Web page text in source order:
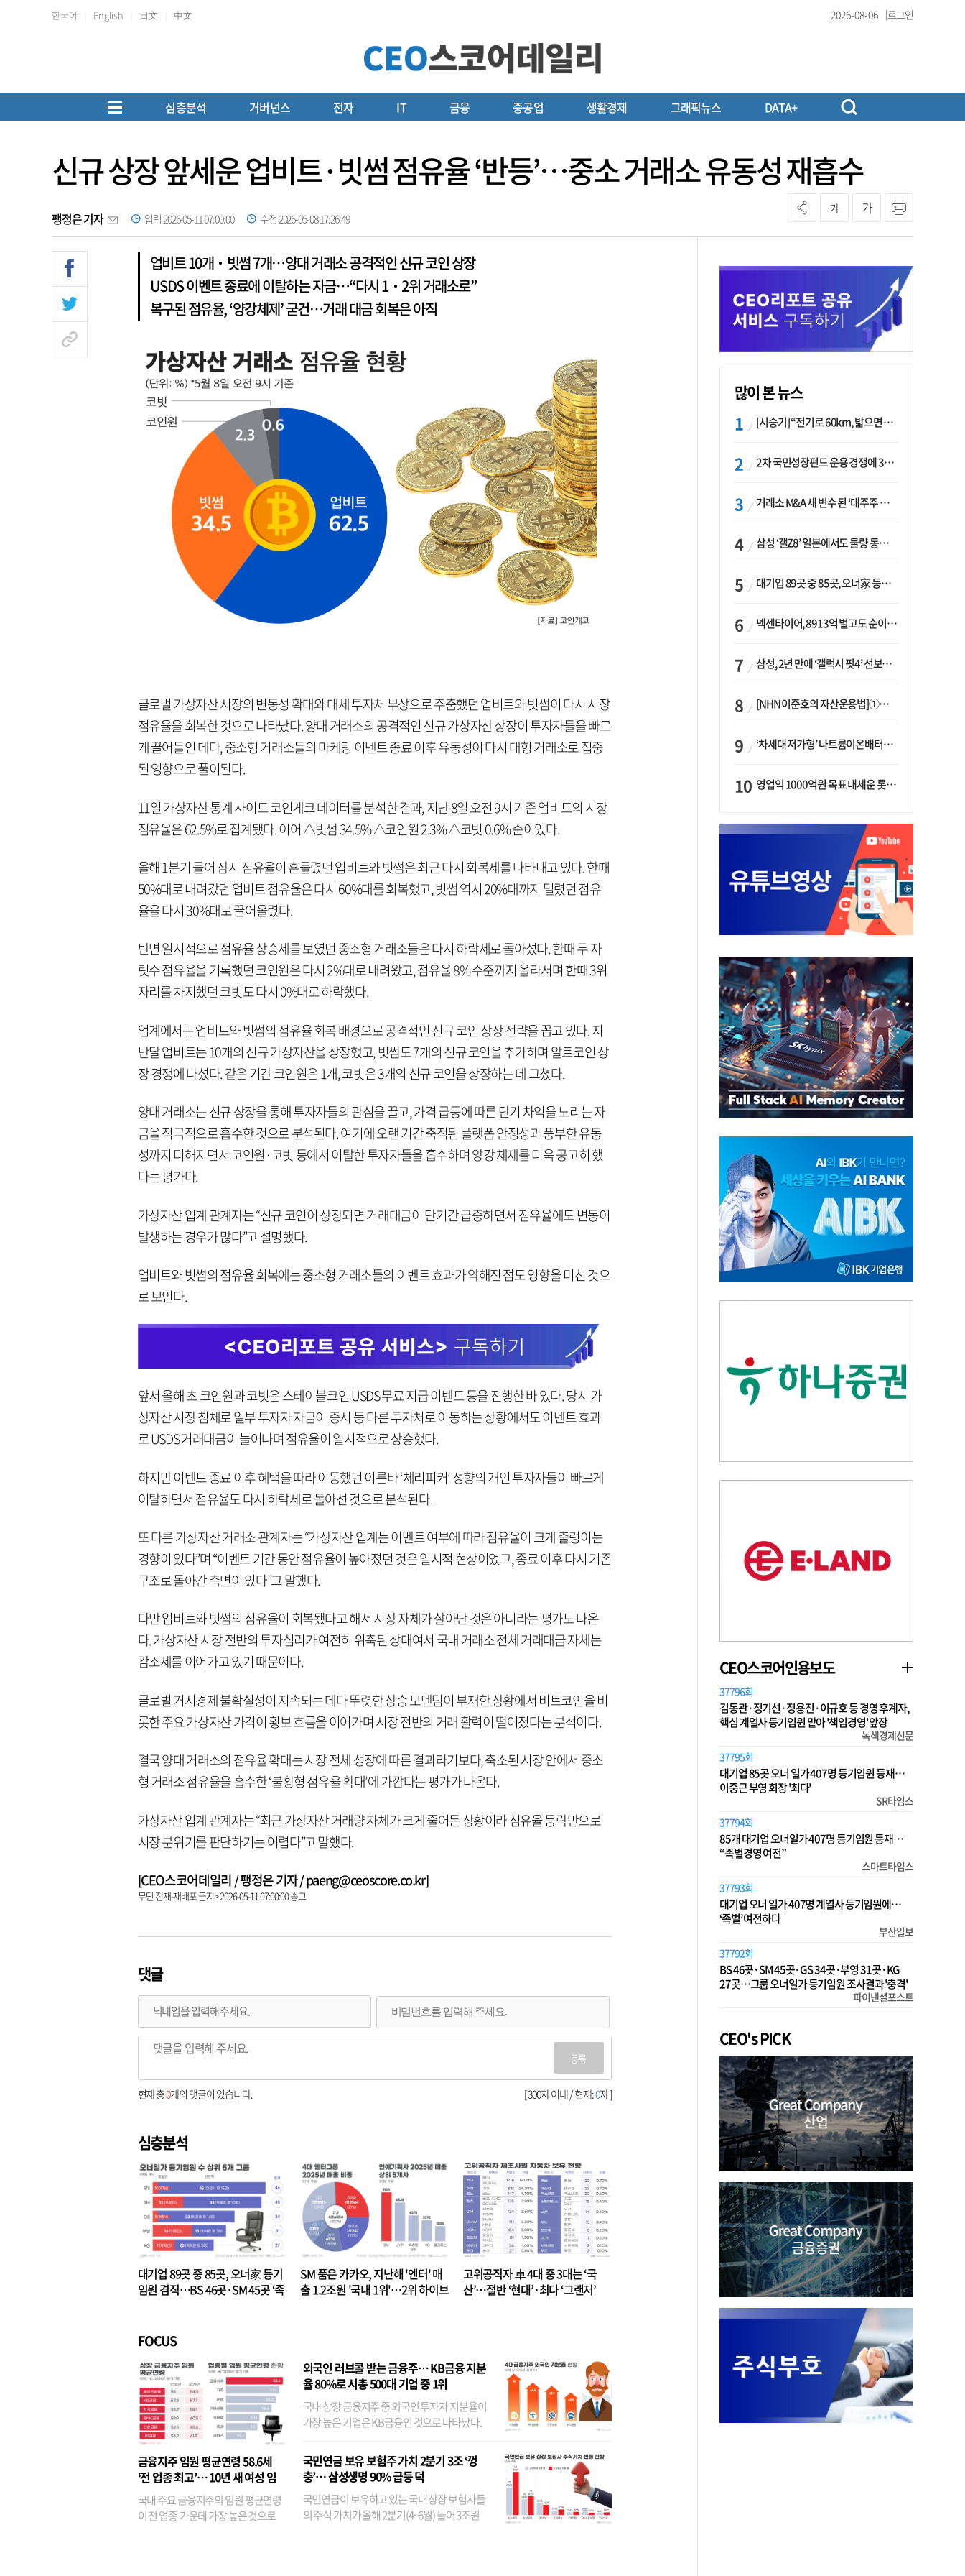
한국어 English 日文 中文 2026-08-06 로그인
심층분석 거버넌스 전자 IT 금융 중공업 생활경제 그래픽뉴스 DATA+
신규 상장 앞세운 업비트·빗썸 점유율 ‘반등’…중소 거래소 유동성 재흡수
팽정은 기자 입력 2026-05-11 07:00:00 수정 2026-05-08 17:26:49
가 가
업비트 10개‧빗썸 7개…양대 거래소 공격적인 신규 코인 상장
USDS 이벤트 종료에 이탈하는 자금…“다시 1‧2위 거래소로”
복구된 점유율, ‘양강체제’ 굳건…거래 대금 회복은 아직
글로벌 가상자산 시장의 변동성 확대와 대체 투자처 부상으로 주춤했던 업비트와 빗썸이 다시 시장
점유율을 회복한 것으로 나타났다. 양대 거래소의 공격적인 신규 가상자산 상장이 투자자들을 빠르
게 끌어들인 데다, 중소형 거래소들의 마케팅 이벤트 종료 이후 유동성이 다시 대형 거래소로 집중
된 영향으로 풀이된다.
11일 가상자산 통계 사이트 코인게코 데이터를 분석한 결과, 지난 8일 오전 9시 기준 업비트의 시장
점유율은 62.5%로 집계됐다. 이어 △빗썸 34.5% △코인원 2.3% △코빗 0.6% 순이었다.
올해 1분기 들어 잠시 점유율이 흔들렸던 업비트와 빗썸은 최근 다시 회복세를 나타내고 있다. 한때
50%대로 내려갔던 업비트 점유율은 다시 60%대를 회복했고, 빗썸 역시 20%대까지 밀렸던 점유
율을 다시 30%대로 끌어올렸다.
반면 일시적으로 점유율 상승세를 보였던 중소형 거래소들은 다시 하락세로 돌아섰다. 한때 두 자
릿수 점유율을 기록했던 코인원은 다시 2%대로 내려왔고, 점유율 8% 수준까지 올라서며 한때 3위
자리를 차지했던 코빗도 다시 0%대로 하락했다.
업계에서는 업비트와 빗썸의 점유율 회복 배경으로 공격적인 신규 코인 상장 전략을 꼽고 있다. 지
난달 업비트는 10개의 신규 가상자산을 상장했고, 빗썸도 7개의 신규 코인을 추가하며 알트코인 상
장 경쟁에 나섰다. 같은 기간 코인원은 1개, 코빗은 3개의 신규 코인을 상장하는 데 그쳤다.
양대 거래소는 신규 상장을 통해 투자자들의 관심을 끌고, 가격 급등에 따른 단기 차익을 노리는 자
금을 적극적으로 흡수한 것으로 분석된다. 여기에 오랜 기간 축적된 플랫폼 안정성과 풍부한 유동
성까지 더해지면서 코인원·코빗 등에서 이탈한 투자자들을 흡수하며 양강 체제를 더욱 공고히 했
다는 평가다.
가상자산 업계 관계자는 “신규 코인이 상장되면 거래대금이 단기간 급증하면서 점유율에도 변동이
발생하는 경우가 많다”고 설명했다.
업비트와 빗썸의 점유율 회복에는 중소형 거래소들의 이벤트 효과가 약해진 점도 영향을 미친 것으
로 보인다.
앞서 올해 초 코인원과 코빗은 스테이블코인 USDS 무료 지급 이벤트 등을 진행한 바 있다. 당시 가
상자산 시장 침체로 일부 투자자 자금이 증시 등 다른 투자처로 이동하는 상황에서도 이벤트 효과
로 USDS 거래대금이 늘어나며 점유율이 일시적으로 상승했다.
하지만 이벤트 종료 이후 혜택을 따라 이동했던 이른바 ‘체리피커’ 성향의 개인 투자자들이 빠르게
이탈하면서 점유율도 다시 하락세로 돌아선 것으로 분석된다.
또 다른 가상자산 거래소 관계자는 “가상자산 업계는 이벤트 여부에 따라 점유율이 크게 출렁이는
경향이 있다”며 “이벤트 기간 동안 점유율이 높아졌던 것은 일시적 현상이었고, 종료 이후 다시 기존
구조로 돌아간 측면이 있다”고 말했다.
다만 업비트와 빗썸의 점유율이 회복됐다고 해서 시장 자체가 살아난 것은 아니라는 평가도 나온
다. 가상자산 시장 전반의 투자심리가 여전히 위축된 상태여서 국내 거래소 전체 거래대금 자체는
감소세를 이어가고 있기 때문이다.
글로벌 거시경제 불확실성이 지속되는 데다 뚜렷한 상승 모멘텀이 부재한 상황에서 비트코인을 비
롯한 주요 가상자산 가격이 횡보 흐름을 이어가며 시장 전반의 거래 활력이 떨어졌다는 분석이다.
결국 양대 거래소의 점유율 확대는 시장 전체 성장에 따른 결과라기보다, 축소된 시장 안에서 중소
형 거래소 점유율을 흡수한 ‘불황형 점유율 확대’에 가깝다는 평가가 나온다.
가상자산 업계 관계자는 “최근 가상자산 거래량 자체가 크게 줄어든 상황이라 점유율 등락만으로
시장 분위기를 판단하기는 어렵다”고 말했다.
[CEO스코어데일리 / 팽정은 기자 / paeng@ceoscore.co.kr]
무단 전재-재배포 금지> 2026-05-11 07:00:00 송고
댓글
등록
[ 300자 이내 / 현재:0자 ]
현재 총0개의 댓글이 있습니다.
심층분석
대기업 89곳 중 85곳, 오너家 등기
임원 겸직…BS 46곳·SM 45곳 ‘족
SM 품은 카카오, 지난해 '엔터' 매
출 1.2조원 '국내 1위'…2위 하이브
고위공직자 車 4대 중 3대는 ‘국
산’…절반 ‘현대’·최다 ‘그랜저’
FOCUS
금융지주 임원 평균연령 58.6세
‘전 업종 최고’… 10년 새 여성 임
원은 14배 껑충
국내 주요 금융지주의 임원 평균연령
이 전 업종 가운데 가장 높은 것으로
외국인 러브콜 받는 금융주… KB금융 지분
율 80%로 시총 500대 기업 중 1위
국내 상장 금융지주 중 외국인 투자자 지분율이
가장 높은 기업은 KB금융인 것으로 나타났다.
융이었다. 특히 KB금융은 지난달 말 기준 해외
기관투자자 지분율이...
국민연금 보유 보험주 가치 2분기 3조 ‘껑
충’… 삼성생명 90% 급등 덕
국민연금이 보유하고 있는 국내 상장 보험사들
의 주식 가치가 올해 2분기(4~6월) 들어 3조원
많이 본 뉴스
[시승기] “전기로 60km, 밟으면 462마력”…볼보 XC60 T8의 두 얼굴
2차 국민성장펀드 운용 경쟁에 33개사 몰렸다…신한·하나 등 새 얼굴 대거 합류
거래소 M&A 새 변수 된 ‘대주주 심사’…네이버·두나무 결합도 영향권
삼성 ‘갤Z8’ 일본에서도 물량 동났다…애플 참전 앞두고 선두 수성 ‘시험대’
대기업 89곳 중 85곳, 오너家 등기임원 겸직…BS 46곳·SM 45곳 ‘족벌경영’ 고착화
넥센타이어, 8913억 벌고도 순이익 2억…유럽 세부담에 이익 증발
삼성, 2년 만에 ‘갤럭시 핏4’ 선보이나…웨어러블 생태계 확장 ‘시동’
[NHN 이준호의 자산운용법]①이니시오·JLC ‘부동산’-JLC파트너스 ‘투자’…“부동산 담보대출로 투자재원 확보”
‘차세대 저가형’ 나트륨이온배터리 시대 오나…LG화학·에코프로, 상용화 속도낸다
영업익 1000억원 목표 내세운 롯데마트…하반기 ‘오카도’ 시험대
CEO스코어인용보도
37796회
김동관·정기선·정용진·이규호 등 경영 후계자,
핵심 계열사 등기임원 맡아 '책임경영' 앞장
녹색경제신문
37795회
대기업 85곳 오너 일가 407명 등기임원 등재…
이중근 부영 회장 '최다'
SR타임스
37794회
85개 대기업 오너일가 407명 등기임원 등재…
“족벌경영 여전”
스마트타임스
37793회
대기업 오너 일가 407명 계열사 등기임원에…
‘족벌’ 여전하다
부산일보
37792회
BS 46곳·SM 45곳·GS 34곳·부영 31곳·KG
27곳…그룹 오너일가 등기임원 조사결과 '충격'
파이낸셜포스트
CEO's PICK